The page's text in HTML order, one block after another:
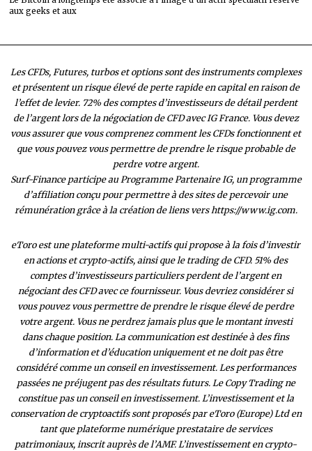
aux geeks et aux
Les CFDs, Futures, turbos et options sont des instruments complexes
et présentent un risque élevé de perte rapide en capital en raison de
l’effet de levier. 72% des comptes d’investisseurs de détail perdent
de l’argent lors de la négociation de CFD avec IG France. Vous devez
vous assurer que vous comprenez comment les CFDs fonctionnent et
que vous pouvez vous permettre de prendre le risque probable de
perdre votre argent.
Surf-Finance participe au Programme Partenaire IG, un programme
d’affiliation conçu pour permettre à des sites de percevoir une
rémunération grâce à la création de liens vers https://www.ig.com.
eToro est une plateforme multi-actifs qui propose à la fois d’investir
en actions et crypto-actifs, ainsi que le trading de CFD. 51% des
comptes d’investisseurs particuliers perdent de l’argent en
négociant des CFD avec ce fournisseur. Vous devriez considérer si
vous pouvez vous permettre de prendre le risque élevé de perdre
votre argent. Vous ne perdrez jamais plus que le montant investi
dans chaque position. La communication est destinée à des fins
d’information et d’éducation uniquement et ne doit pas être
considéré comme un conseil en investissement. Les performances
passées ne préjugent pas des résultats futurs. Le Copy Trading ne
constitue pas un conseil en investissement. L’investissement et la
conservation de cryptoactifs sont proposés par eToro (Europe) Ltd en
tant que plateforme numérique prestataire de services
patrimoniaux, inscrit auprès de l’AMF. L’investissement en crypto-